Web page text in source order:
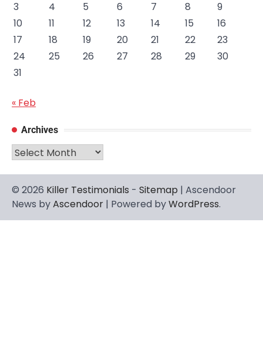
3
4 5 6 7 8
9
10
11 12 13 14 15
16
17
18 19 20 21 22
23
24
25 26 27 28 29
30
31
« Feb
Archives
Archives
© 2026 Killer Testimonials - Sitemap | Ascendoor
News byAscendoor | Powered byWordPress.